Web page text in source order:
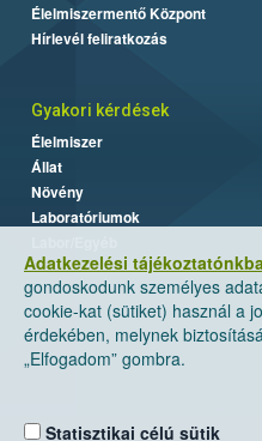
Adatkezelési
gondoskodunk személyes
cookie-kat (sütiket) használ a
érdekében, melynek
„Elfogadom” gombra.
Statisztikai célú sütik
Élelmiszermentő Központ
Hírlevél feliratkozás
Gyakori kérdések
Élelmiszer
Állat
Növény
Laboratóriumok